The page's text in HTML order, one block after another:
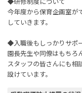
◆研修制度について
今年度から保育企画室が
していきます。
◆入職後もしっかりサポ
園長先生や同僚はもちろ
スタッフの皆さんにも相
設けています。